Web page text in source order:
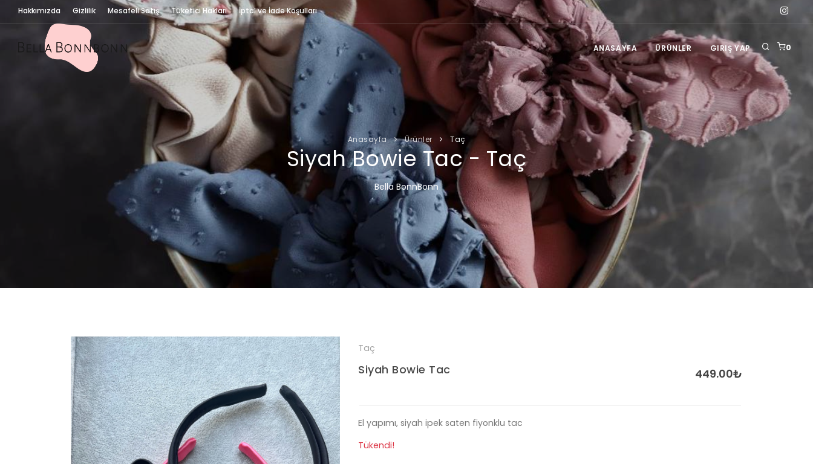
Hakkımızda Gizlilik Mesafeli Satış Tüketici Hakları İptal ve İade Koşulları
0
ANASAYFA ÜRÜNLER GIRIŞ YAP
Anasayfa Ürünler Taç
Siyah Bowie Tac - Taç
Bella BonnBonn
Taç
Siyah Bowie Tac 449.00₺
El yapımı, siyah ipek saten fiyonklu tac
Tükendi!